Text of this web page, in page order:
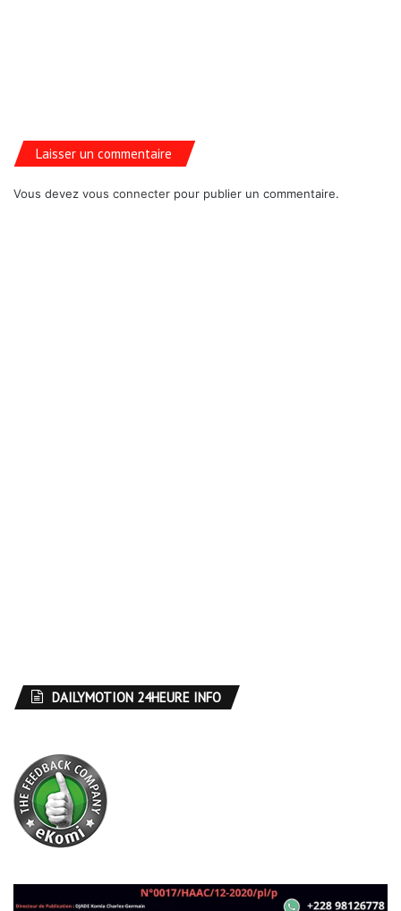
Laisser un commentaire
Vous devez vous connecter pour publier un commentaire.
DAILYMOTION 24HEURE INFO